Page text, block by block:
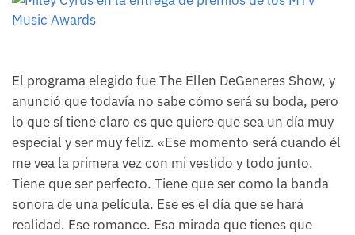
El programa elegido fue The Ellen DeGeneres Show, y
anunció que todavía no sabe cómo será su boda, pero
lo que sí tiene claro es que quiere que sea un día muy
especial y ser muy feliz. «Ese momento será cuando él
me vea la primera vez con mi vestido y todo junto.
Tiene que ser perfecto. Tiene que ser como la banda
sonora de una película. Ese es el día que se hará
realidad. Ese romance. Esa mirada que tienes que